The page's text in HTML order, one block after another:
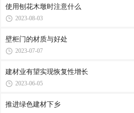
使用刨花木墩时注意什么
2023-08-03
壁柜门的材质与好处
2023-07-07
建材业有望实现恢复性增长
2023-06-05
推进绿色建材下乡